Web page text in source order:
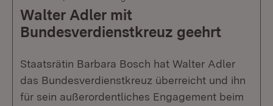
Walter Adler mit
Bundesverdienstkreuz geehrt
Staatsrätin Barbara Bosch hat Walter Adler
das Bundesverdienstkreuz überreicht und ihn
für sein außerordentliches Engagement beim